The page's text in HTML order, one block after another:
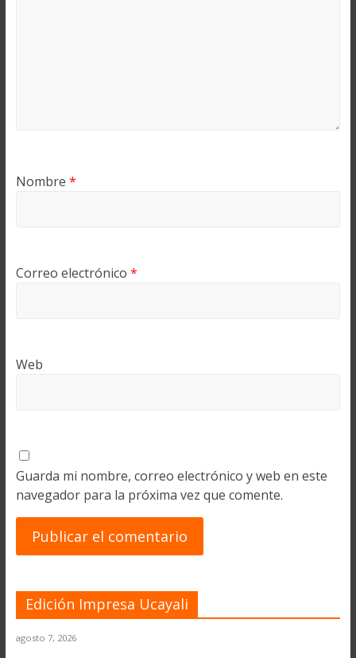
Nombre *
Correo electrónico *
Web
Guarda mi nombre, correo electrónico y web en este
navegador para la próxima vez que comente.
Edición Impresa Ucayali
agosto 7, 2026